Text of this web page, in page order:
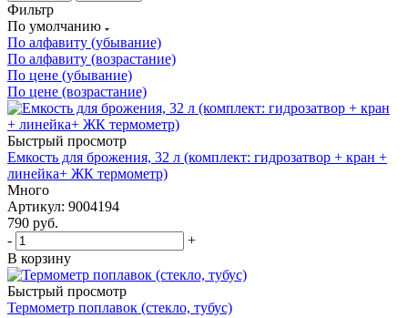
Фильтр
По умолчанию
По алфавиту (убывание)
По алфавиту (возрастание)
По цене (убывание)
По цене (возрастание)
Быстрый просмотр
Емкость для брожения, 32 л (комплект: гидрозатвор + кран +
линейка+ ЖК термометр)
Много
Артикул: 9004194
790 руб.
-
+
В корзину
Быстрый просмотр
Термометр поплавок (стекло, тубус)